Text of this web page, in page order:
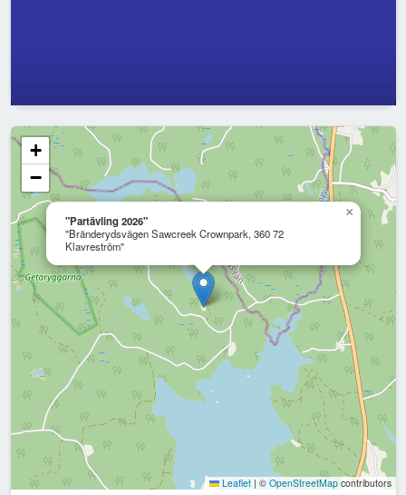
"Partävling 2026"
"Bränderydsvägen Sawcreek Crownpark, 360 72
Klavreström"
×
+
−
Leaflet | © OpenStreetMapcontributors